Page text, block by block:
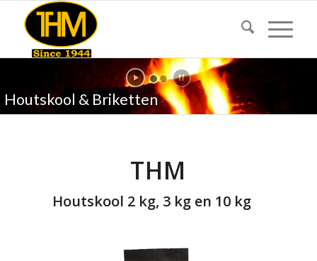
Houtskool & Briketten
THM
Houtskool 2 kg, 3 kg en 10 kg